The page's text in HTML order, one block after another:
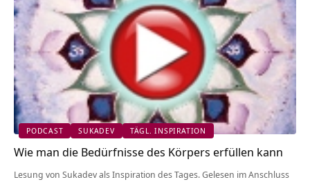
PODCAST SUKADEV TÄGL. INSPIRATION
Wie man die Bedürfnisse des Körpers erfüllen kann
Lesung von Sukadev als Inspiration des Tages. Gelesen im Anschluss